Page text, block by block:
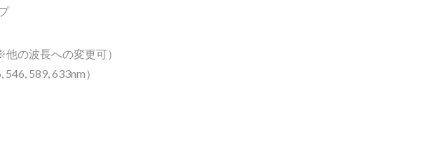
の波長への変更可）
589, 633nm）